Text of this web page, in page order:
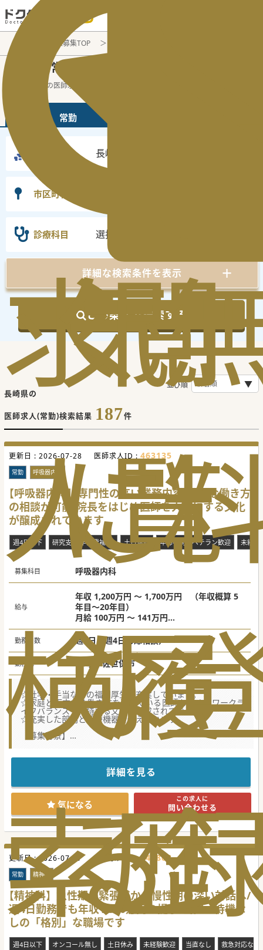
求
人
検
索
気
に
な
る
閲
覧
履
歴
医師転職・求人募集TOP
長崎県 の常勤医師求人・転職情報
長崎県の常勤の医師求人の検索結果です。
常勤
長崎県
市区町村
診療科目 選択なし
詳細な検索条件を表示
この条件で検索する
長崎県の
医師求人(常勤)検索結果 187件
並び順
更新日 : 2026-07-28 医師求人ID : 463135
常勤 呼吸器内科
【呼吸器内科】専門性の高い業務内容/柔軟な働き方
の相談が可能/院長をはじめ医師を大切にする文化
が醸成されています
週4日以下 研究支援(学会費補助) 土日休み 年齢不問・ベテラン歓迎 未経験
募集科目 呼吸器内科
給与
年収 1,200万円 ～ 1,700万円 （年収概算 5
年目～20年目）
月給 100万円 ～ 141万円
※基本給、諸手当、賞与（年2回支給）、診療
賞与（年2回支給）を含む
※国家公務員に準拠（年齢・経験・スキル等
による個別査定）
勤務日数 週5日（週4日も応相談）
勤務地 長崎県 佐世保市
☆社宅・手当などの福利厚生が充実しています。
☆家庭と両立する働き方を選んでいる医師も多く、ワークラ
イフバランスを維持する文化も醸成されています。
☆充実した部門と医療機器を備えています。
【募集背景】
■地域における高齢化の進展に伴い、救急や手術よりも高齢
■現在当該科の常勤医師が不在となっており、地域の医療ニ
ーズに適切に応えるため新たな医師の補充が急務です。
■これまでのご経験やご年齢に応じて、部長職や医長職とい
った責任ある役職でのご就任も十分に可能な環境です。
【職場環境と雰囲気】
■多様性を尊重する文化が根付いており、仕事と家庭の両立
など理想のワークライフバランスを実現可能です。
■敷地内には保育所を完備しており、子育て中の医師も安心
して業務に集中できる温かい環境が整っています。
■内科全体で協力し合う体制があるため、1人体制の診療科
であっても夜間や週末の呼び出しは基本的にありません。
【具体的な医療機関情報】
■急性期から在宅医療までを切れ目なく支援する地域包括支
援病院として、地域住民に温かい医療を提供しています。
■充実した各種手当や退職金制度、学会費補助などの研究支
援制度が整備され、福利厚生が大変充実した環境です。
■最寄り駅から徒歩5分以内という好立地にありながら車で
の通勤も可能で、電子カルテや最新機器も備わっています。
詳細を見る
気になる この求人に
問い合わせる
更新日 :2026-07-27 医師求人ID :548862
常勤 精神科
【精神科】急性期の緊張感から慢性期の深い対話へ/
週4日勤務でも年収1,500万円の提示/当直・待機な
しの「格別」な職場です
週4日以下 オンコール無し 土日休み 未経験歓迎 当直なし 救急対応なし